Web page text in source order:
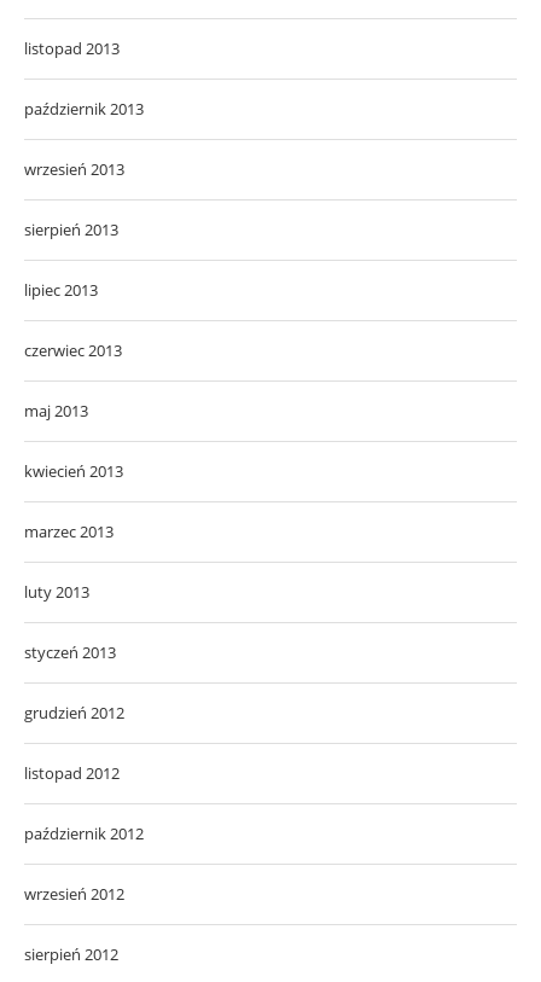
listopad 2013
październik 2013
wrzesień 2013
sierpień 2013
lipiec 2013
czerwiec 2013
maj 2013
kwiecień 2013
marzec 2013
luty 2013
styczeń 2013
grudzień 2012
listopad 2012
październik 2012
wrzesień 2012
sierpień 2012